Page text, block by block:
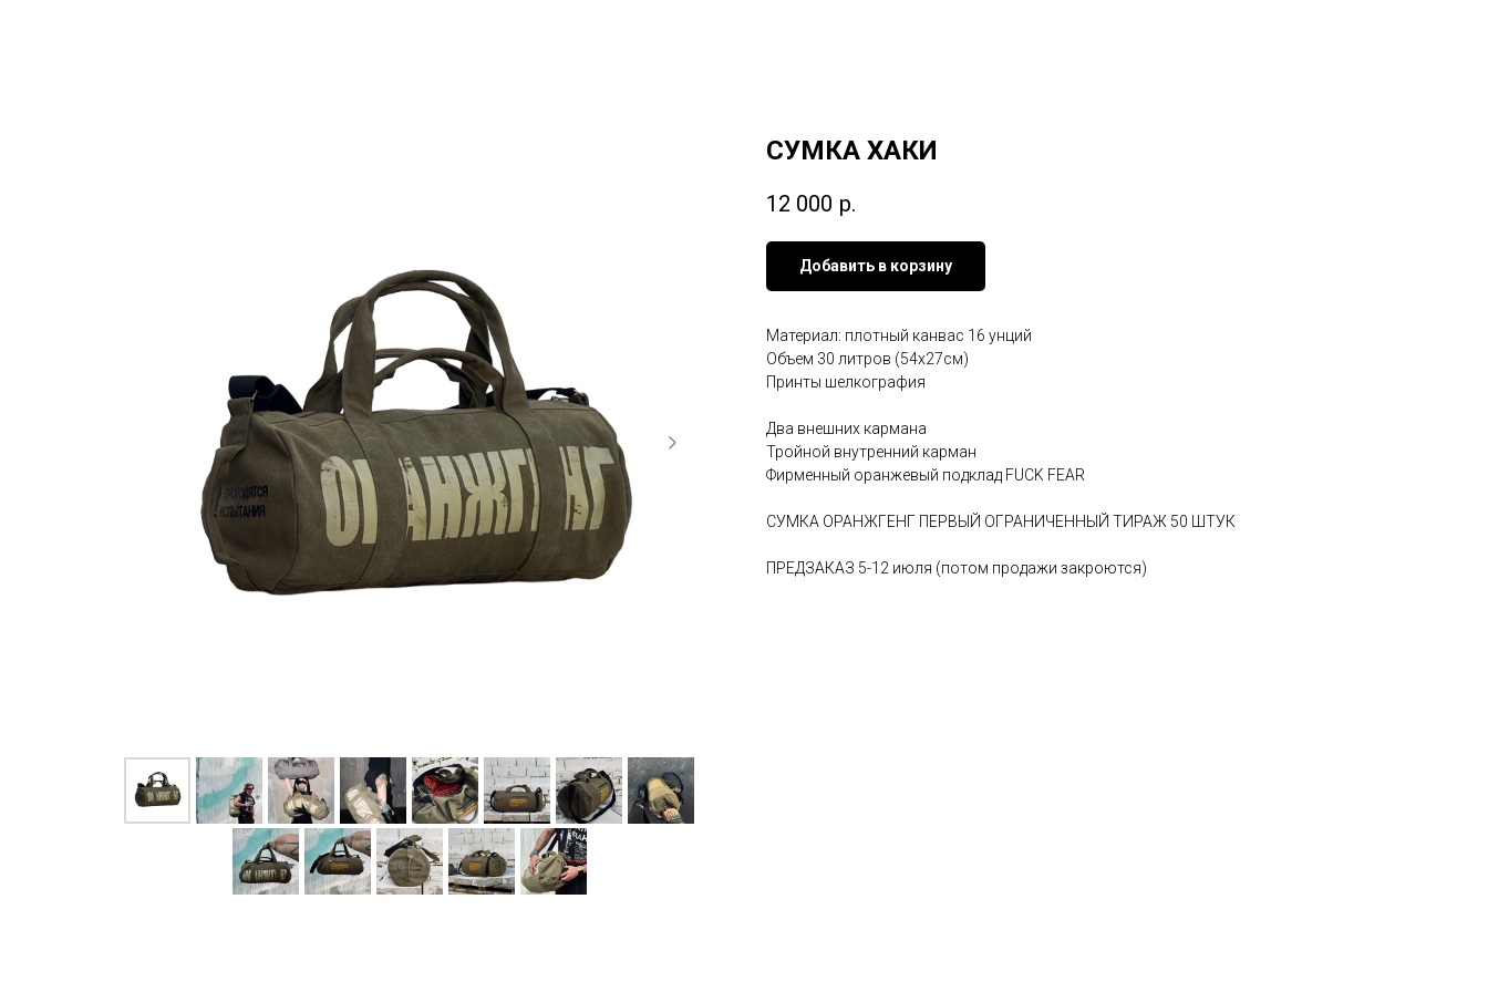
СУМКА ХАКИ
12 000 р.
Добавить в корзину
Материал: плотный канвас 16 унций
Объем 30 литров (54x27см)
Принты шелкография
Два внешних кармана
Тройной внутренний карман
Фирменный оранжевый подклад FUCK FEAR
СУМКА ОРАНЖГЕНГ ПЕРВЫЙ ОГРАНИЧЕННЫЙ ТИРАЖ 50 ШТУК
ПРЕДЗАКАЗ 5-12 июля (потом продажи закроются)